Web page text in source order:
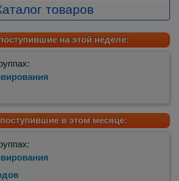
товаров
на этой неделе:
в этом месяце: